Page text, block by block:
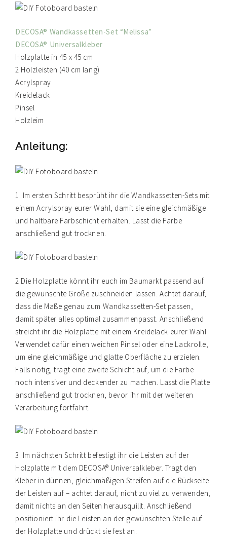
DECOSA® Wandkassetten-Set “Melissa”
DECOSA® Universalkleber
Holzplatte in 45 x 45 cm
2 Holzleisten (40 cm lang)
Acrylspray
Kreidelack
Pinsel
Holzleim
Anleitung:
1. Im ersten Schritt besprüht ihr die Wandkassetten-Sets mit
einem Acrylspray eurer Wahl, damit sie eine gleichmäßige
und haltbare Farbschicht erhalten. Lasst die Farbe
anschließend gut trocknen.
2.Die Holzplatte könnt ihr euch im Baumarkt passend auf
die gewünschte Größe zuschneiden lassen. Achtet darauf,
dass die Maße genau zum Wandkassetten-Set passen,
damit später alles optimal zusammenpasst. Anschließend
streicht ihr die Holzplatte mit einem Kreidelack eurer Wahl.
Verwendet dafür einen weichen Pinsel oder eine Lackrolle,
um eine gleichmäßige und glatte Oberfläche zu erzielen.
Falls nötig, tragt eine zweite Schicht auf, um die Farbe
noch intensiver und deckender zu machen. Lasst die Platte
anschließend gut trocknen, bevor ihr mit der weiteren
Verarbeitung fortfahrt.
3. Im nächsten Schritt befestigt ihr die Leisten auf der
Holzplatte mit dem DECOSA® Universalkleber. Tragt den
Kleber in dünnen, gleichmäßigen Streifen auf die Rückseite
der Leisten auf – achtet darauf, nicht zu viel zu verwenden,
damit nichts an den Seiten herausquillt. Anschließend
positioniert ihr die Leisten an der gewünschten Stelle auf
der Holzplatte und drückt sie fest an.